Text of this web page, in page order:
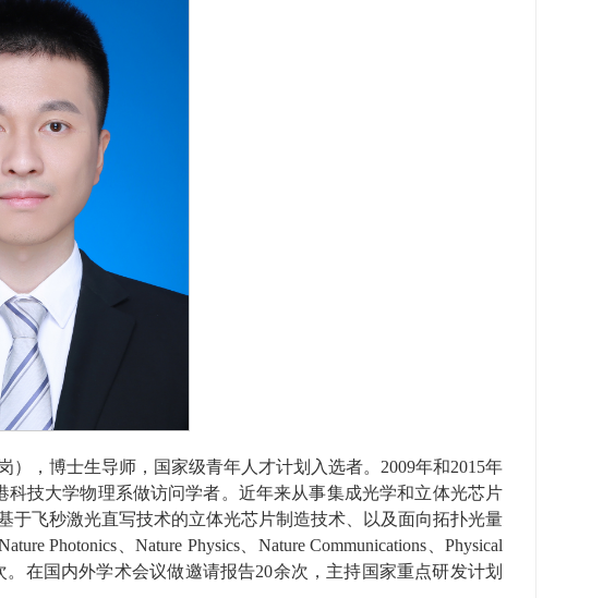
） ，博士生导师 ，国家级青年人才计划入选者。 2009年和2015年
科技大学物理系做访问学者。 近年来从事集成光学和立体光芯片
飞秒激光直写技术的立体光芯片制造技术、以及面向拓扑光量
Photonics 、Nature Physics、 Nature Communications 、Physical
。在国内外学术会议做邀请报告20余次，主持国家重点研发计划